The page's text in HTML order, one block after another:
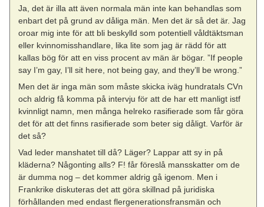
Ja, det är illa att även normala män inte kan behandlas som
enbart det på grund av dåliga män. Men det är så det är. Jag
oroar mig inte för att bli beskylld som potentiell våldtäktsman
eller kvinnomisshandlare, lika lite som jag är rädd för att
kallas bög för att en viss procent av män är bögar. ”If people
say I’m gay, I’ll sit here, not being gay, and they’ll be wrong.”
Men det är inga män som måste skicka iväg hundratals CVn
och aldrig få komma på intervju för att de har ett manligt istf
kvinnligt namn, men många helreko rasifierade som får göra
det för att det finns rasifierade som beter sig dåligt. Varför är
det så?
Vad leder manshatet till då? Läger? Lappar att sy in på
kläderna? Någonting alls? F! får föreslå mansskatter om de
är dumma nog – det kommer aldrig gå igenom. Men i
Frankrike diskuteras det att göra skillnad på juridiska
förhållanden med endast flergenerationsfransmän och